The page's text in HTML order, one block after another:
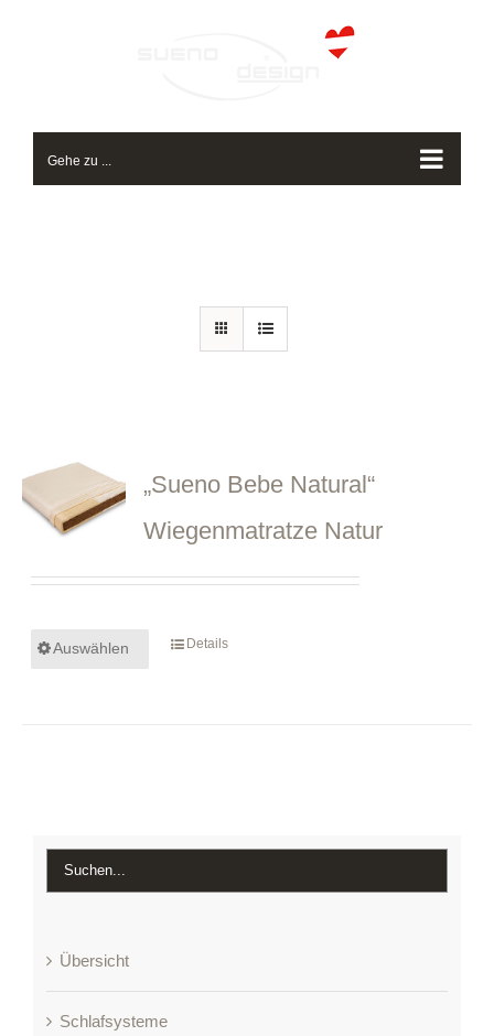
Gehe zu ...
„Sueno Bebe Natural“
Wiegenmatratze Natur
Auswählen Details
Übersicht
Schlafsysteme